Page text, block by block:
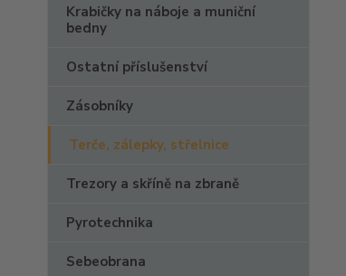
Krabičky na náboje a muniční
bedny
Ostatní příslušenství
Zásobníky
Terče, zálepky, střelnice
Trezory a skříně na zbraně
Pyrotechnika
Sebeobrana